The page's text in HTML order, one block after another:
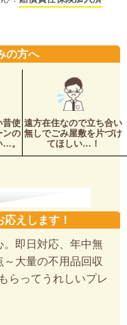
の方へ
昔使
ンの
…。
遠方在住なので立ち合い
無しでごみ屋敷を片づけ
てほしい…！
えします！
即日対応、年中無
大量の不用品回収
らってうれしいプレ